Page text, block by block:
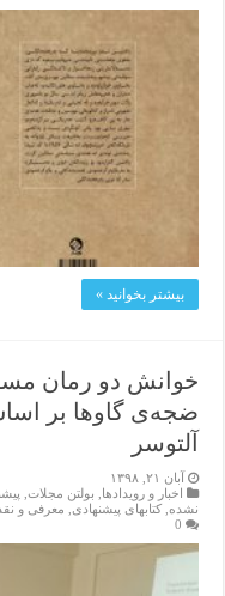
بیشتر بخوانید »
خوانش دو رمان
ضجەی گاوها بر
آلتوسر
آبان ۲۱, ۱۳۹۸
اخبار و رویدادها
بولتن مجلات
نشده ,کتابهای پیشنهادی معرفی و نقد
0